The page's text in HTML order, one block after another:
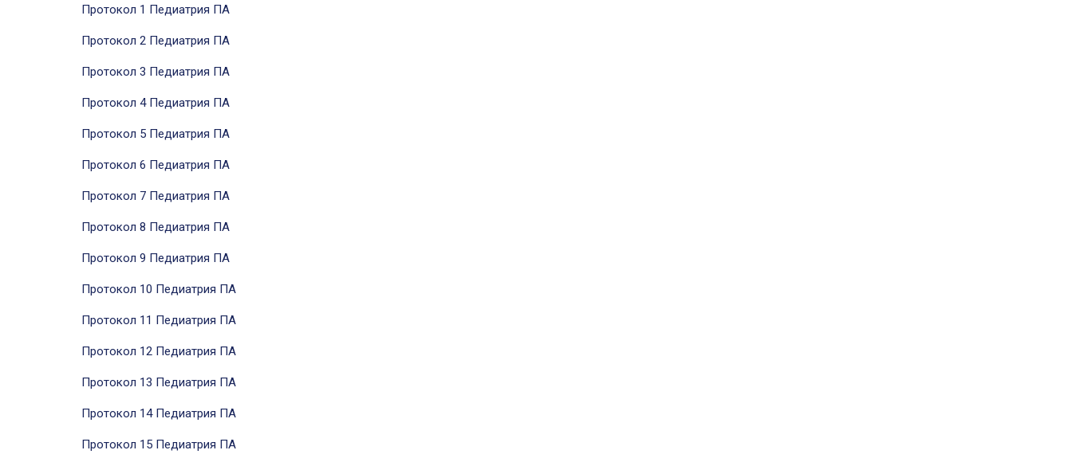
Протокол 1 Педиатрия ПА
Протокол 2 Педиатрия ПА
Протокол 3 Педиатрия ПА
Протокол 4 Педиатрия ПА
Протокол 5 Педиатрия ПА
Протокол 6 Педиатрия ПА
Протокол 7 Педиатрия ПА
Протокол 8 Педиатрия ПА
Протокол 9 Педиатрия ПА
Протокол 10 Педиатрия ПА
Протокол 11 Педиатрия ПА
Протокол 12 Педиатрия ПА
Протокол 13 Педиатрия ПА
Протокол 14 Педиатрия ПА
Протокол 15 Педиатрия ПА